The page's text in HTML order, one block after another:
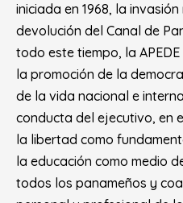
iniciada en 1968, la
devolución del Canal de
todo este tiempo, la
la promoción de la
de la vida nacional e
conducta del ejecutivo, en
la libertad como
la educación como medio
todos los panameños y